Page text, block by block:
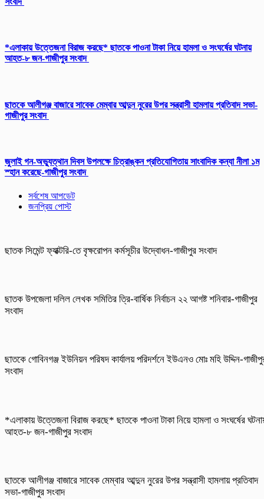
*এলাকায় উত্তেজনা বিরাজ করছে* ছাতকে পাওনা টাকা নিয়ে হামলা ও সংঘর্ষের ঘটনায়
আহত-৮ জন-গাজীপুর সংবাদ
ছাতকে আলীগঞ্জ বাজারে সাবেক মেম্বার আব্দুন নুরের উপর সন্ত্রাসী হামলায় প্রতিবাদ সভা-
গাজীপুর সংবাদ
জুলাই গন-অভ্যুত্থান দিবস উপলক্ষে চিত্রাঙ্কন প্রতিযোগিতায় সাংবাদিক কন্যা নীলা ১ম
স্হান করেছে-গাজীপুর সংবাদ
সর্বশেষ আপডেট
জনপ্রিয় পোস্ট
ছাতক সিমেন্ট ফ্যাক্টরি-তে বৃক্ষরোপন কর্মসূচীর উদ্বোধন-গাজীপুর সংবাদ
ছাতক উপজেলা দলিল লেখক সমিতির ত্রি-বার্ষিক নির্বাচন ২২ আগষ্ট শনিবার-গাজীপুর
সংবাদ
ছাতকে গোবিনগঞ্জ ইউনিয়ন পরিষদ কার্যালয় পরিদর্শনে ইউএনও মোঃ মহি উদ্দিন-
সংবাদ
*এলাকায় উত্তেজনা বিরাজ করছে* ছাতকে পাওনা টাকা নিয়ে হামলা ও সংঘর্ষের
আহত-৮ জন-গাজীপুর সংবাদ
ছাতকে আলীগঞ্জ বাজারে সাবেক মেম্বার আব্দুন নুরের উপর সন্ত্রাসী হামলায় প্রতিবাদ
সভা-গাজীপুর সংবাদ